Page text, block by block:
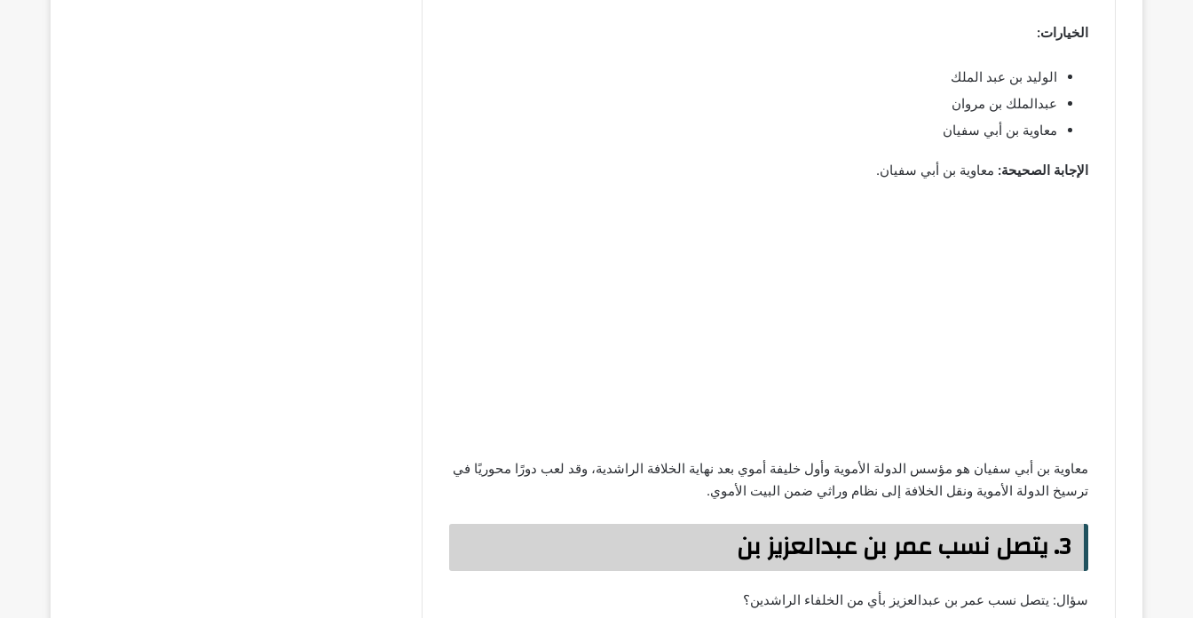
الخيارات:
الوليد بن عبد الملك
عبدالملك بن مروان
معاوية بن أبي سفيان
الإجابة الصحيحة: معاوية بن أبي سفيان.
معاوية بن أبي سفيان هو مؤسس الدولة الأموية وأول خليفة أموي بعد نهاية الخلافة الراشدية، وقد لعب دورًا محوريًا في
ترسيخ الدولة الأموية ونقل الخلافة إلى نظام وراثي ضمن البيت الأموي.
3. يتصل نسب عمر بن عبدالعزيز بن
سؤال: يتصل نسب عمر بن عبدالعزيز بأي من الخلفاء الراشدين؟